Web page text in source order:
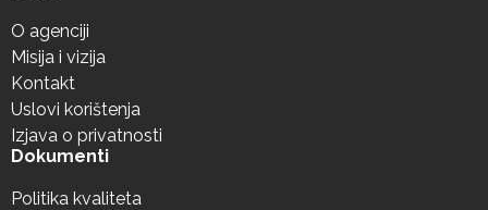
O agenciji
Misija i vizija
Kontakt
Uslovi korištenja
Izjava o privatnosti
Dokumenti
Politika kvaliteta